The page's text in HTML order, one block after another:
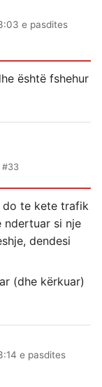
e pasdites
është fshehur
do te kete trafik
ndertuar si nje
dendesi
(dhe kërkuar)
e pasdites